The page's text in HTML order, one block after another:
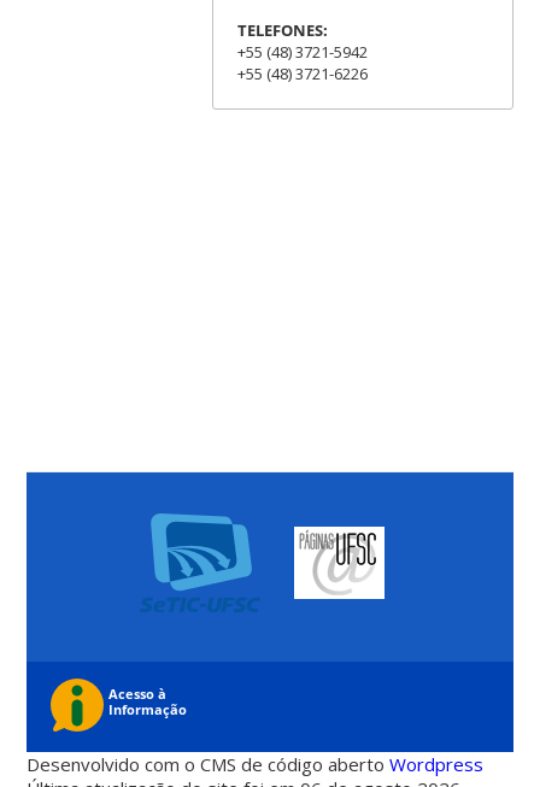
TELEFONES:
+55 (48) 3721-5942
+55 (48) 3721-6226
Desenvolvido com o CMS de código abertoWordpress